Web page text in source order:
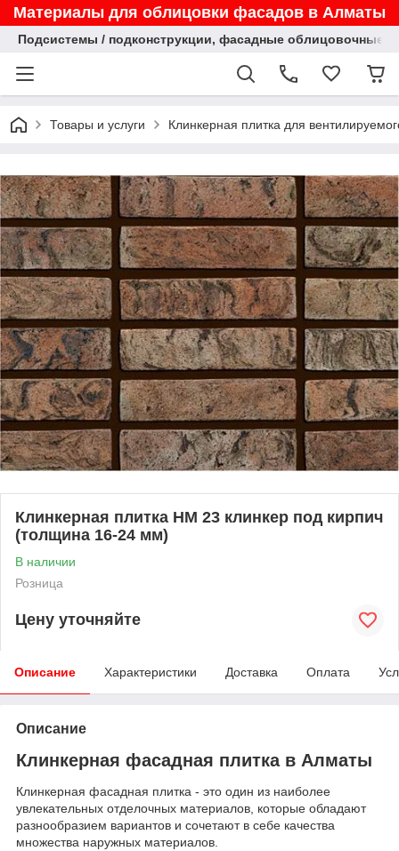
Материалы для облицовки фасадов в Алматы
Подсистемы / подконструкции, фасадные облицовочные
Товары и услуги Клинкерная плитка для
Клинкерная плитка HM 23 клинкер под кирпич
(толщина 16-24 мм)
В наличии
Розница
Цену уточняйте
Описание Характеристики Доставка Оплата
Описание
Клинкерная фасадная плитка в Алматы
Клинкерная фасадная плитка - это один из наиболее
увлекательных отделочных материалов, которые обладают
разнообразием вариантов и сочетают в себе качества
множества наружных материалов.